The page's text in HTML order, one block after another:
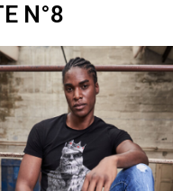
N°8